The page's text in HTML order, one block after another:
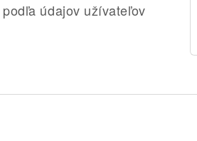
údajov užívateľov